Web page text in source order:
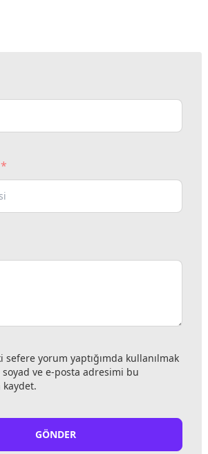
*
sefere yorum yaptığımda kullanılmak
soyad ve e-posta adresimi bu
kaydet.
GÖNDER